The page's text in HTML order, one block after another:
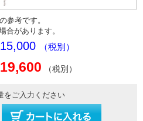
参考です。
合があります。
（税別）
（税別）
をご入力ください